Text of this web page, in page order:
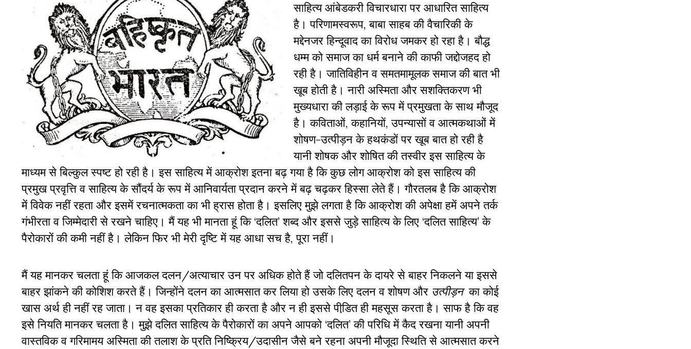
साहित्‍य आंबेडकरी विचारधारा पर आधारित साहित्‍य
है। परिणामस्‍वरूप, बाबा साहब की वैचारिकी के
मद्देनजर हिन्‍दूवाद का विरोध जमकर हो रहा है। बौद्ध
धम्‍म को समाज का धर्म बनाने की काफी जद्दोजहद हो
रही है। जातिविहीन व समतमामूलक समाज की बात भी
खूब होती है। नारी अस्मिता और सशक्तिकरण भी
मुख्‍यधारा की लड़ाई के रूप में प्रमुखता के साथ मौजूद
है। कविताओं, कहानियों, उपन्‍यासों व आत्‍मकथाओं में
शोषण-उत्‍पीड़न के हथकंडों पर खूब बात हो रही है
यानी शोषक और शोषित की तस्‍वीर इस साहित्‍य के
माध्‍यम से बिल्‍कुल स्‍पष्‍ट हो रही है। इस साहित्‍य में आक्रोश इतना बढ़ गया है कि कुछ लोग आक्रोश को इस साहित्‍य की
प्रमुख प्रवृत्ति व साहित्‍य के सौंदर्य के रूप में आनिवार्यता प्रदान करने में बढ़ चढ़कर हिस्‍सा लेते हैं। गौरतलब है कि आक्रोश
में विवेक नहीं रहता और इसमें रचनात्‍मकता का भी ह्रास होता है। इसलिए मुझे लगता है कि आक्रोश की अपेक्षा हमें अपने तर्क
गंभीरता व जिम्‍मेदारी से रखने चाहिए। मैं यह भी मानता हूं कि ‘दलित’ शब्‍द और इससे जुड़े साहित्‍य के लिए ‘दलित साहित्‍य’ के
पैरोकारों की कमी नहीं है। लेकिन फिर भी मेरी दृष्टि में यह आधा सच है, पूरा नहीं।
मैं यह मानकर चलता हूं कि आजकल दलन/अत्‍याचार उन पर अधिक होते हैं जो दलितपन के दायरे से बाहर निकलने या इससे
बाहर झांकने की कोशिश करते हैं। जिन्‍होंने दलन का आत्‍मसात कर लिया हो उसके लिए दलन व शोषण और उत्पीड़नका कोई
खास अर्थ ही नहीं रह जाता। न वह इसका प्रतिकार ही करता है और न ही इससे पीडि़त ही महसूस करता है। साफ है कि वह
इसे नियति मानकर चलता है। मुझे दलित साहित्‍य के पैरोकारों का अपने आपको ‘दलित’ की परिधि में कैद रखना यानी अपनी
वास्‍तविक व गरिमामय अस्मिता की तलाश के प्रति निष्‍क्रिय/उदासीन जैसे बने रहना अपनी मौजूदा स्थिति से आत्‍मसात करने